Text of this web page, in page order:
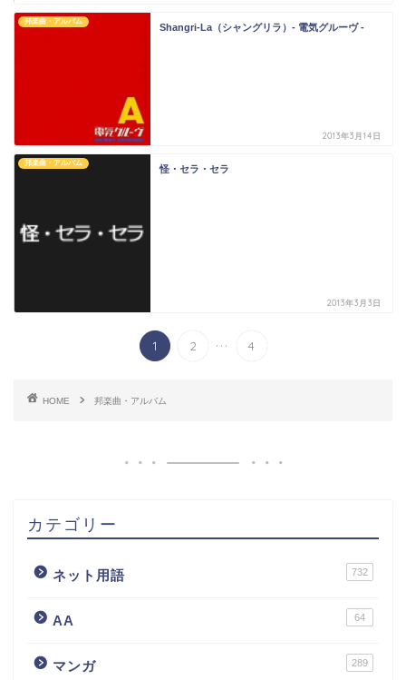
邦楽曲・アルバム
Shangri-La（シャングリラ）- 電気グルーヴ -
2013年3月14日
邦楽曲・アルバム
怪・セラ・セラ
2013年3月3日
1 2 ... 4
HOME 邦楽曲・アルバム
カテゴリー
ネット用語 732
AA 64
マンガ 289